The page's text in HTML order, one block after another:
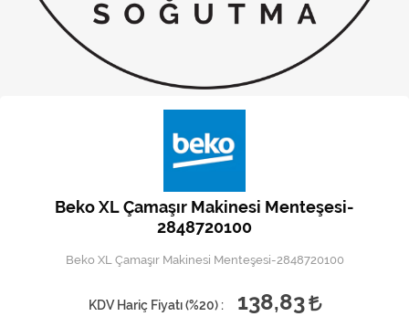
Kombi
Musluk
Soğutma Sistemleri
Şofben ve Termosifon
Beko XL Çamaşır Makinesi Menteşesi-
2848720100
Beko XL Çamaşır Makinesi Menteşesi-2848720100
KDV Hariç Fiyatı (%20) :
138,83